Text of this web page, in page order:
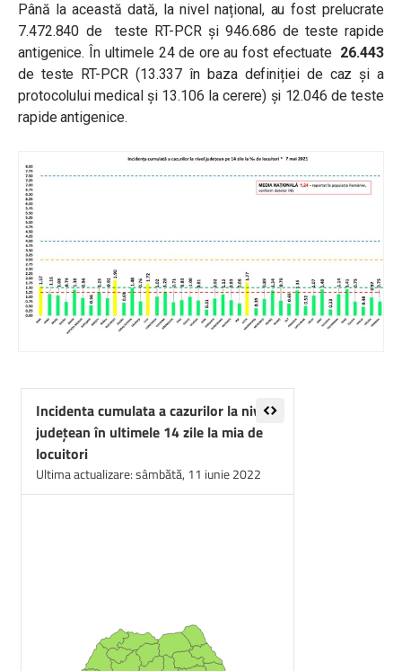
Până la această dată, la nivel național, au fost prelucrate
7.472.840 de teste RT-PCR și 946.686 de teste rapide
antigenice. În ultimele 24 de ore au fost efectuate 26.443
de teste RT-PCR (13.337 în baza definiției de caz și a
protocolului medical și 13.106 la cerere) și 12.046 de teste
rapide antigenice.